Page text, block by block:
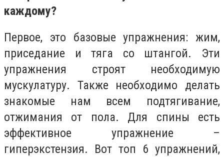
каждому?
Первое, это базовые упражнения: жим,
приседание и тяга со штангой. Эти
упражнения строят необходимую
мускулатуру. Также необходимо делать
знакомые нам всем подтягивание,
отжимания от пола. Для спины есть
эффективное упражнение –
гиперэкстензия. Вот топ 6 упражнений,